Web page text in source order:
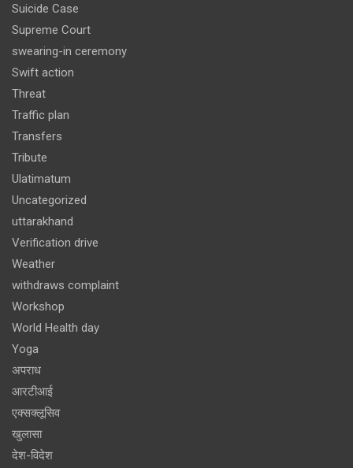
Suicide Case
Supreme Court
swearing-in ceremony
Swift action
Threat
Traffic plan
Transfers
Tribute
Ulatimatum
Uncategorized
uttarakhand
Verification drive
Weather
withdraws complaint
Workshop
World Health day
Yoga
अपराध
आरटीआई
एक्सक्लूसिव
खुलासा
देश-विदेश